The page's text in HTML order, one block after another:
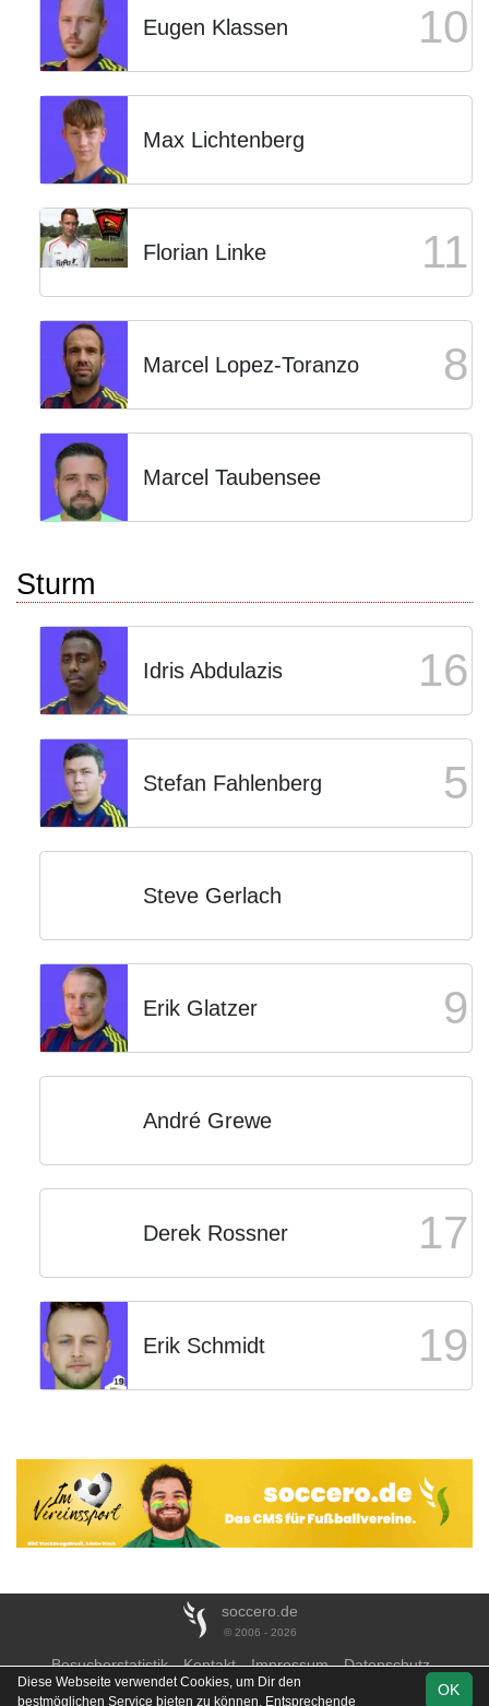
Eugen Klassen 10
Max Lichtenberg
Florian Linke 11
Marcel Lopez-Toranzo 8
Marcel Taubensee
Sturm
Idris Abdulazis 16
Stefan Fahlenberg 5
Steve Gerlach
Erik Glatzer 9
André Grewe
Derek Rossner 17
Erik Schmidt 19
soccero.de
© 2006 - 2026
Besucherstatistik Kontakt Impressum
Datenschutz
OK
Diese Webseite verwendet Cookies, um Dir den
bestmöglichen Service bieten zu können. Entsprechende